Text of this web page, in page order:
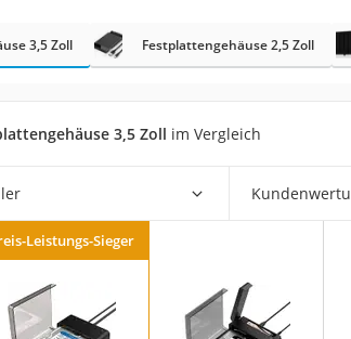
Telefon
Typ 2 Schuko
3,5 Zoll Festplattengehäuse 2,5 Zoll
3,5 Zoll im Vergleich
Leistungs-Sieger